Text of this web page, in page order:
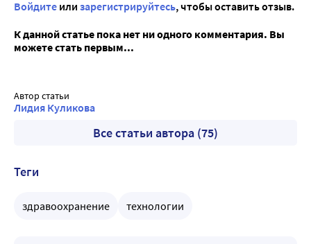
Войдите или зарегистрируйтесь, чтобы оставить отзыв.
К данной статье пока нет ни одного комментария. Вы
можете стать первым...
Автор статьи
Лидия Куликова
Все статьи автора (75)
Теги
здравоохранение технологии